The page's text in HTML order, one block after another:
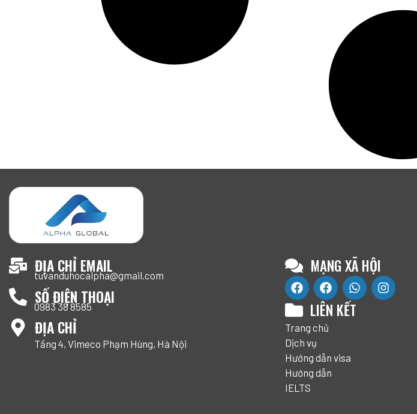
ĐỊA CHỈ EMAIL
tuvanduhocalpha@gmail.com
SỐ ĐIỆN THOẠI
0983 38 8585
ĐỊA CHỈ
Tầng 4, Vimeco Phạm Hùng, Hà Nội
MẠNG XÃ HỘI
LIÊN KẾT
Trang chủ
Dịch vụ
Hướng dẫn visa
Hướng dẫn
IELTS